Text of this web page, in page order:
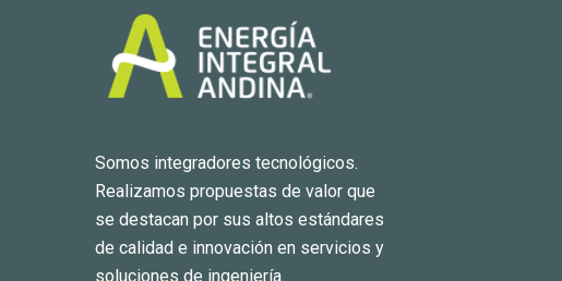
Somos integradores tecnológicos.
Realizamos propuestas de valor que
se destacan por sus altos estándares
de calidad e innovación en servicios y
soluciones de ingeniería.